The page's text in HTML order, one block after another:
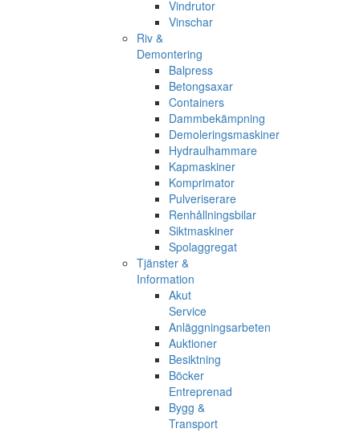
Vindrutor
Vinschar
Riv &
Demontering
Balpress
Betongsaxar
Containers
Dammbekämpning
Demoleringsmaskiner
Hydraulhammare
Kapmaskiner
Komprimator
Pulveriserare
Renhållningsbilar
Siktmaskiner
Spolaggregat
Tjänster &
Information
Akut
Service
Anläggningsarbeten
Auktioner
Besiktning
Böcker
Entreprenad
Bygg &
Transport